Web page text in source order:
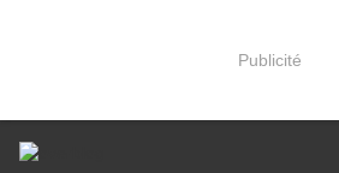
Publicité